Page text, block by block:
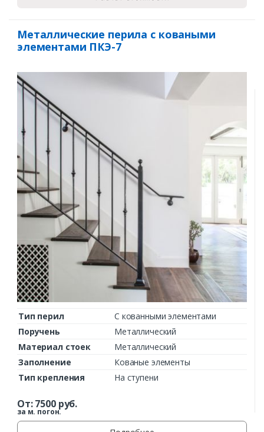
Металлические перила с коваными
элементами ПКЭ-7
Тип перил
С кованными элементами
Поручень
Металлический
Материал стоек
Металлический
Заполнение
Кованые элементы
Тип крепления
На ступени
От:7500руб.
за м. погон.